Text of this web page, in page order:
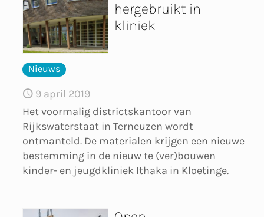
Nieuws
hergebruikt in
kliniek
9 april 2019
Het voormalig districtskantoor van
Rijkswaterstaat in Terneuzen wordt
ontmanteld. De materialen krijgen een nieuwe
bestemming in de nieuw te (ver)bouwen
kinder- en jeugdkliniek Ithaka in Kloetinge.